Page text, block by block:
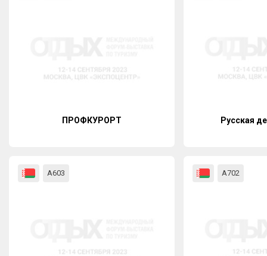
ПРОФКУРОРТ Русская
А603 А702